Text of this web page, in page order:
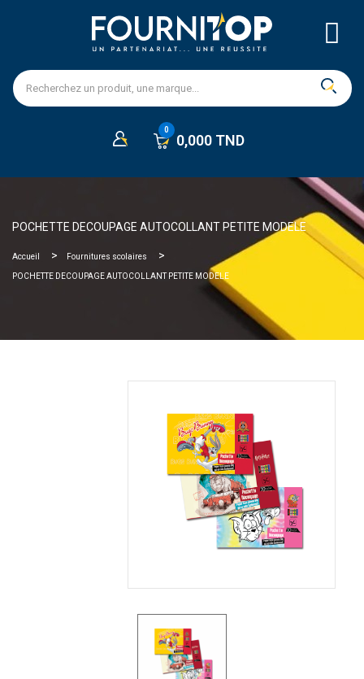
0,000 TND
POCHETTE DECOUPAGE AUTOCOLLANT PETITE MODELE
Accueil Fournitures scolaires
POCHETTE DECOUPAGE AUTOCOLLANT PETITE MODELE